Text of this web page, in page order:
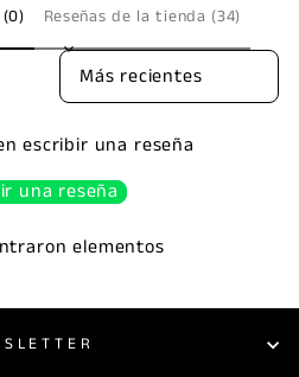
Reseñas de la tienda (34)
SORT REVIEWS BY
escribir una reseña
una reseña
elementos